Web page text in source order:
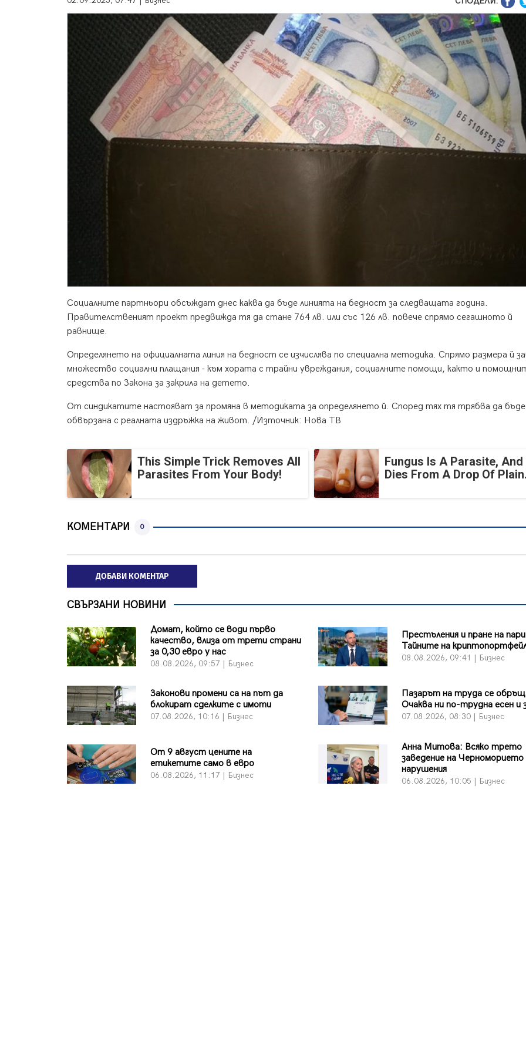
Социалните партньори обсъждат днес каква да бъде линията на бедност за следващата година.
Правителственият проект предвижда тя да стане 764 лв. или със 126 лв. повече спрямо сегашното й
равнище.
Определянето на официалната линия на бедност се изчислява по специална методика. Спрямо размера й
множество социални плащания - към хората с трайни увреждания, социалните помощи, както и
средства по Закона за закрила на детето.
От синдикатите настояват за промяна в методиката за определянето й. Според тях тя трябва да бъде
обвързана с реалната издръжка на живот. /Източник: Нова ТВ
This Simple Trick Removes All
Parasites From Your Body!
Fungus Is A Parasite, And
Dies From A Drop Of
КОМЕНТАРИ 0
ДОБАВИ КОМЕНТАР
СВЪРЗАНИ НОВИНИ
Домат, който се води първо
качество, влиза от трети страни
за 0,30 евро у нас
08.08.2026, 09:57 | Бизнес
Престъления и пране на
Тайните на
08.08.2026, 09:41 | Бизнес
Законови промени са на път да
блокират сделките с имоти
07.08.2026, 10:16 | Бизнес
Пазарът на труда се
Очаква ни по-трудна есен и
07.08.2026, 08:30 | Бизнес
От 9 август цените на
етикетите само в евро
06.08.2026, 11:17 | Бизнес
Анна Митова: Всяко трето
заведение на Черноморието
нарушения
06.08.2026, 10:05 | Бизнес